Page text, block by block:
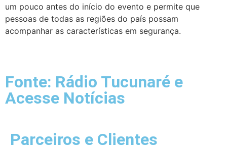
um pouco antes do início do evento e permite que
pessoas de todas as regiões do país possam
acompanhar as características em segurança.
Fonte: Rádio Tucunaré e
Acesse Notícias
Parceiros e Clientes